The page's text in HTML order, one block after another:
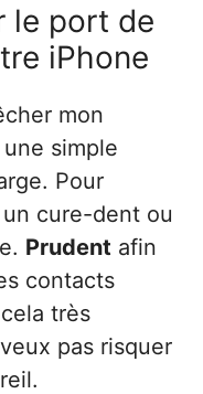
le port de
iPhone
mon
simple
Pour
cure-dent ou
Prudent afin
contacts
très
pas risquer